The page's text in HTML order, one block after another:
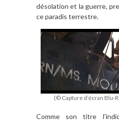
désolation et la guerre,
ce paradis terrestre.
(© Capture d’écran Blu-
Comme son titre l’